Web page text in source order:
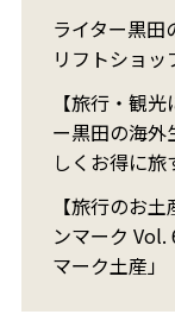
ライター黒田
リフトショッ
【旅行・観
ー黒田の海外
しくお得に旅
【旅行のお
ンマーク
マーク土産」